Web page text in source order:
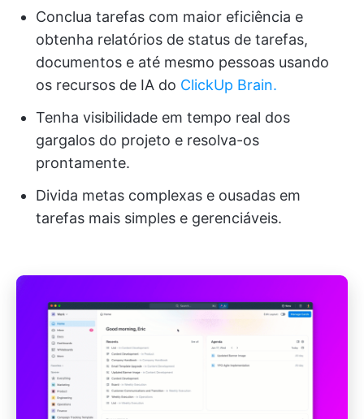
Conclua tarefas com maior eficiência e
obtenha relatórios de status de tarefas,
documentos e até mesmo pessoas usando
os recursos de IA do ClickUp Brain.
Tenha visibilidade em tempo real dos
gargalos do projeto e resolva-os
prontamente.
Divida metas complexas e ousadas em
tarefas mais simples e gerenciáveis.